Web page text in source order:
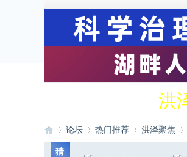
洪
论坛 热门推荐 洪泽聚焦
猜